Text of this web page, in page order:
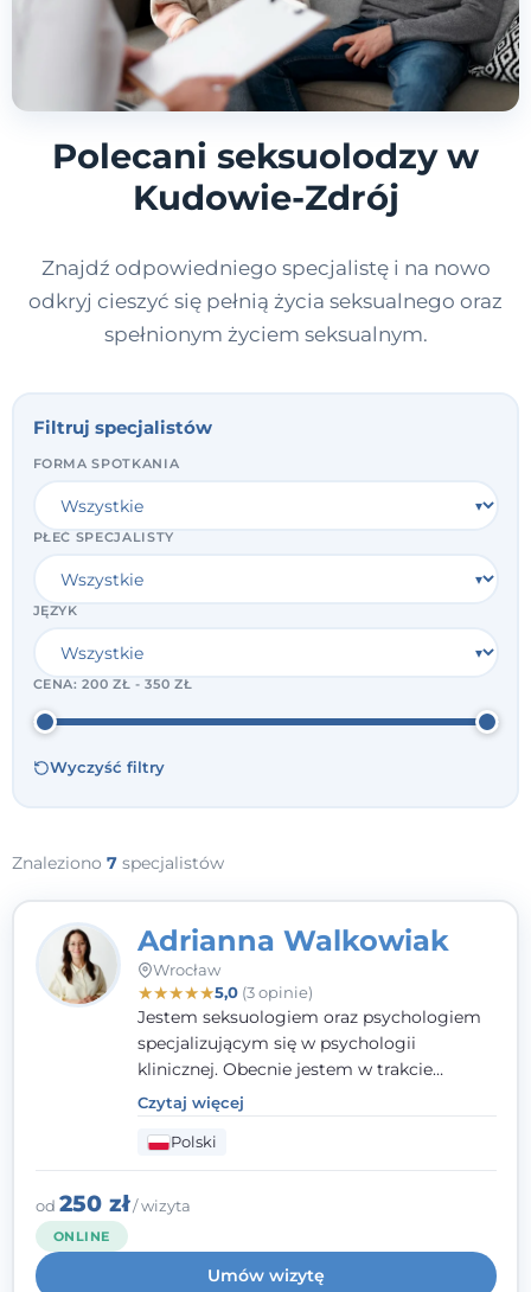
Polecani seksuolodzy w
Kudowie-Zdrój
Znajdź odpowiedniego specjalistę i na nowo
odkryj cieszyć się pełnią życia seksualnego oraz
spełnionym życiem seksualnym.
Filtruj specjalistów
FORMA SPOTKANIA
PŁEĆ SPECJALISTY
JĘZYK
CENA:200 ZŁ - 350 ZŁ
Wyczyść filtry
Znaleziono 7 specjalistów
Adrianna Walkowiak
Wrocław
★★★★★5,0(3 opinie)
Jestem seksuologiem oraz psychologiem
specjalizującym się w psychologii
klinicznej. Obecnie jestem w trakcie
szkolenia na psychoterapeutę
systemowego. Posiadam status członka
nadzwyczajnego Wielkopolskiego
TowarzystwaTerapii Systemowejoraz
należę do Polskiego Towarzystwa
pierwszym miejscu stawiam budowanie
atmosfery bezpieczeństwa i zrozumienia w
Czytaj więcej
Polski
od 250 zł/ wizyta
ONLINE
Umów wizytę